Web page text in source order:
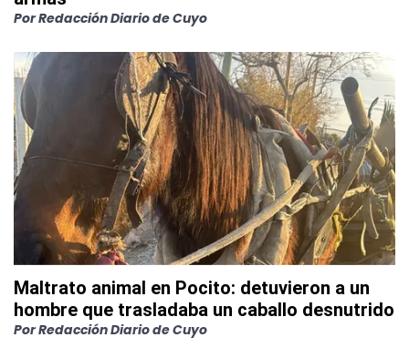
PorRedacción Diario de Cuyo
Maltrato animal en Pocito: detuvieron a un
hombre que trasladaba un caballo desnutrido
PorRedacción Diario de Cuyo